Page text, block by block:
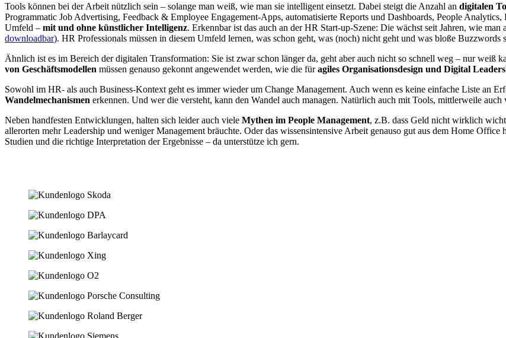
Tools können bei der Arbeit nützlich sein – solange man weiß, wie man sie intelligent einsetzt. Dabei steigt die Anzahl an digitalen
Programmatic Job Advertising, Feedback & Employee Engagement-Apps, automatisierte Reports und Dashboards, People
Umfeld – mit und ohne künstlicher Intelligenz. Erkennbar ist das auch an der HR Start-up-Szene: Die wächst seit Jahren, wie
downloadbar). HR Professionals müssen in diesem Umfeld lernen, was schon geht, was (noch) nicht geht und was bloße Buzzwords
Ähnlich ist es im Bereich der digitalen Transformation: Sie ist zwar schon länger da, geht aber auch nicht so schnell weg – nur weiß
von Geschäftsmodellen müssen genauso gekonnt angewendet werden, wie die füragiles Organisationsdesign und Digital
Sowohl im HR- als auch Business-Kontext geht es immer wieder um Change Management. Auch wenn es keine einfache Liste an
Wandelmechanismen erkennen. Und wer die versteht, kann den Wandel auch managen. Natürlich auch mit Tools, mittlerweile auch
Neben handfesten Entwicklungen, halten sich leider auch viele Mythen im People Management, z.B. dass Geld nicht wirklich
allerorten mehr Leadership und weniger Management bräuchte. Oder das wissensintensive Arbeit genauso gut aus dem Home
Studien und die richtige Interpretation der Ergebnisse – da unterstütze ich gern.